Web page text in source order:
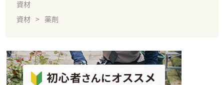
資材
資材
薬剤